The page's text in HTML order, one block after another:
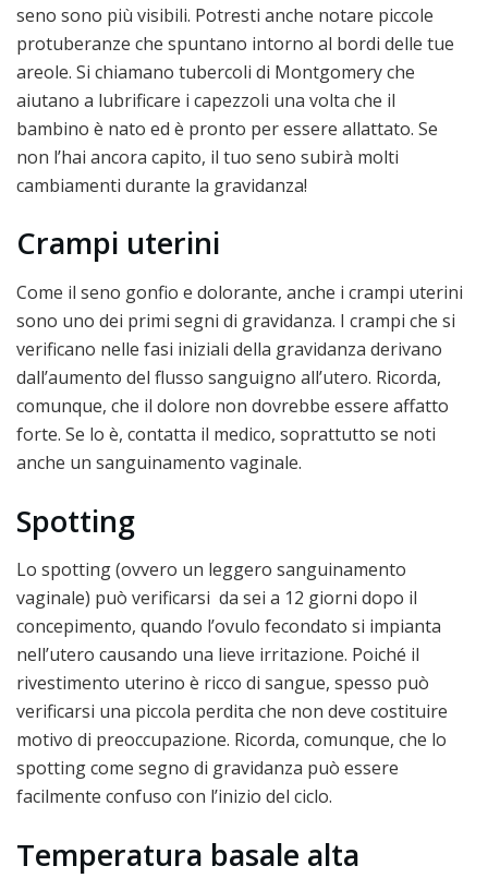
seno sono più visibili. Potresti anche notare piccole
protuberanze che spuntano intorno al bordi delle tue
areole. Si chiamano tubercoli di Montgomery che
aiutano a lubrificare i capezzoli una volta che il
bambino è nato ed è pronto per essere allattato. Se
non l’hai ancora capito, il tuo seno subirà molti
cambiamenti durante la gravidanza!
Crampi uterini
Come il seno gonfio e dolorante, anche i crampi uterini
sono uno dei primi segni di gravidanza. I crampi che si
verificano nelle fasi iniziali della gravidanza derivano
dall’aumento del flusso sanguigno all’utero. Ricorda,
comunque, che il dolore non dovrebbe essere affatto
forte. Se lo è, contatta il medico, soprattutto se noti
anche un sanguinamento vaginale.
Spotting
Lo spotting (ovvero un leggero sanguinamento
vaginale) può verificarsi da sei a 12 giorni dopo il
concepimento, quando l’ovulo fecondato si impianta
nell’utero causando una lieve irritazione. Poiché il
rivestimento uterino è ricco di sangue, spesso può
verificarsi una piccola perdita che non deve costituire
motivo di preoccupazione. Ricorda, comunque, che lo
spotting come segno di gravidanza può essere
facilmente confuso con l’inizio del ciclo.
Temperatura basale alta